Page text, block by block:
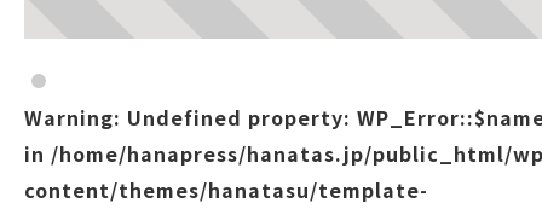
Warning: Undefined property:
in /home/hanapress/hanatas.jp/public_html/
content/themes/hanatasu/template-